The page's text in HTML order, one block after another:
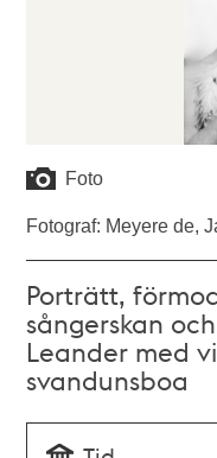
Foto
Fotograf: Meyere de,
Porträtt,
sångerskan
Leander med
svandunsboa